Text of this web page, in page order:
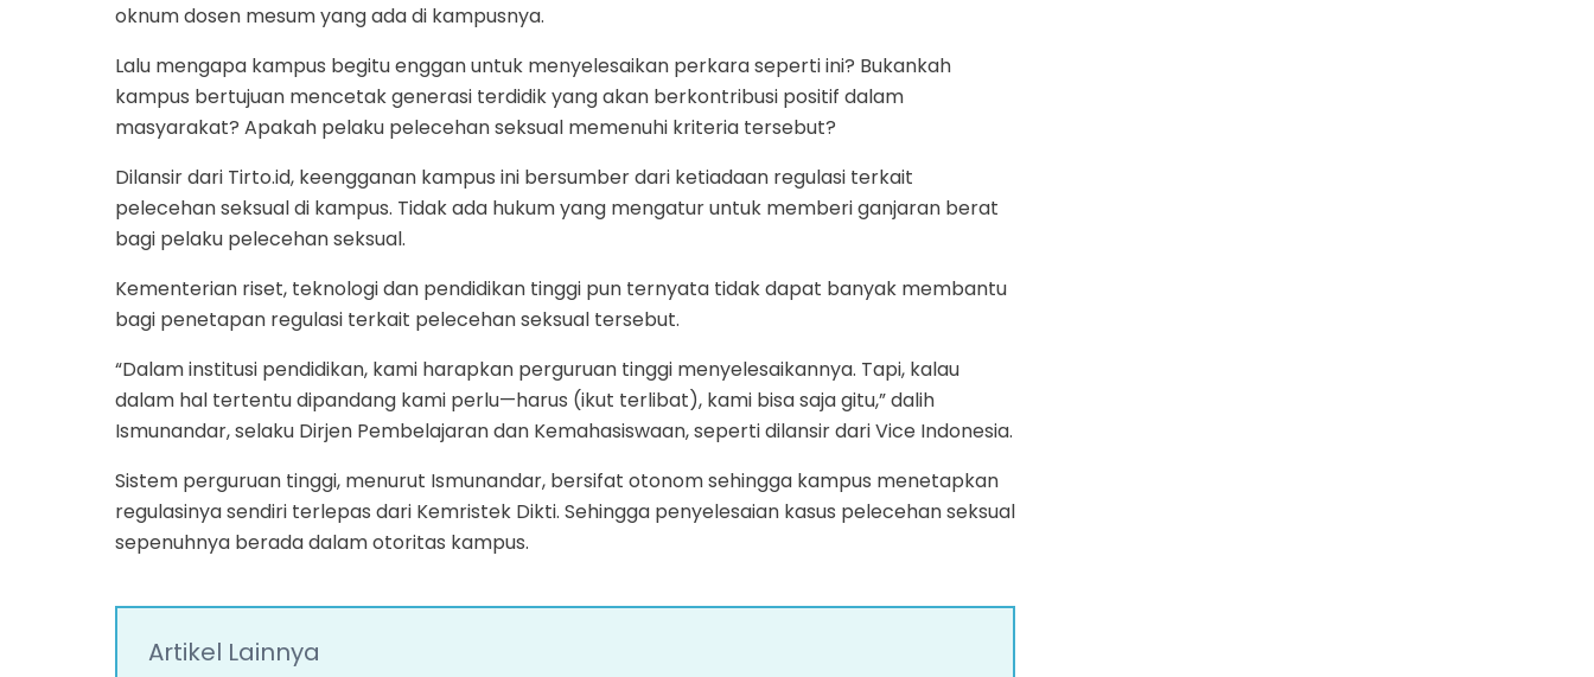
oknum dosen mesum yang ada di kampusnya.
Lalu mengapa kampus begitu enggan untuk menyelesaikan perkara seperti ini? Bukankah
kampus bertujuan mencetak generasi terdidik yang akan berkontribusi positif dalam
masyarakat? Apakah pelaku pelecehan seksual memenuhi kriteria tersebut?
Dilansir dari Tirto.id, keengganan kampus ini bersumber dari ketiadaan regulasi terkait
pelecehan seksual di kampus. Tidak ada hukum yang mengatur untuk memberi ganjaran berat
bagi pelaku pelecehan seksual.
Kementerian riset, teknologi dan pendidikan tinggi pun ternyata tidak dapat banyak membantu
bagi penetapan regulasi terkait pelecehan seksual tersebut.
“Dalam institusi pendidikan, kami harapkan perguruan tinggi menyelesaikannya. Tapi, kalau
dalam hal tertentu dipandang kami perlu—harus (ikut terlibat), kami bisa saja gitu,” dalih
Ismunandar, selaku Dirjen Pembelajaran dan Kemahasiswaan, seperti dilansir dari Vice Indonesia.
Sistem perguruan tinggi, menurut Ismunandar, bersifat otonom sehingga kampus menetapkan
regulasinya sendiri terlepas dari Kemristek Dikti. Sehingga penyelesaian kasus pelecehan seksual
sepenuhnya berada dalam otoritas kampus.
Artikel Lainnya